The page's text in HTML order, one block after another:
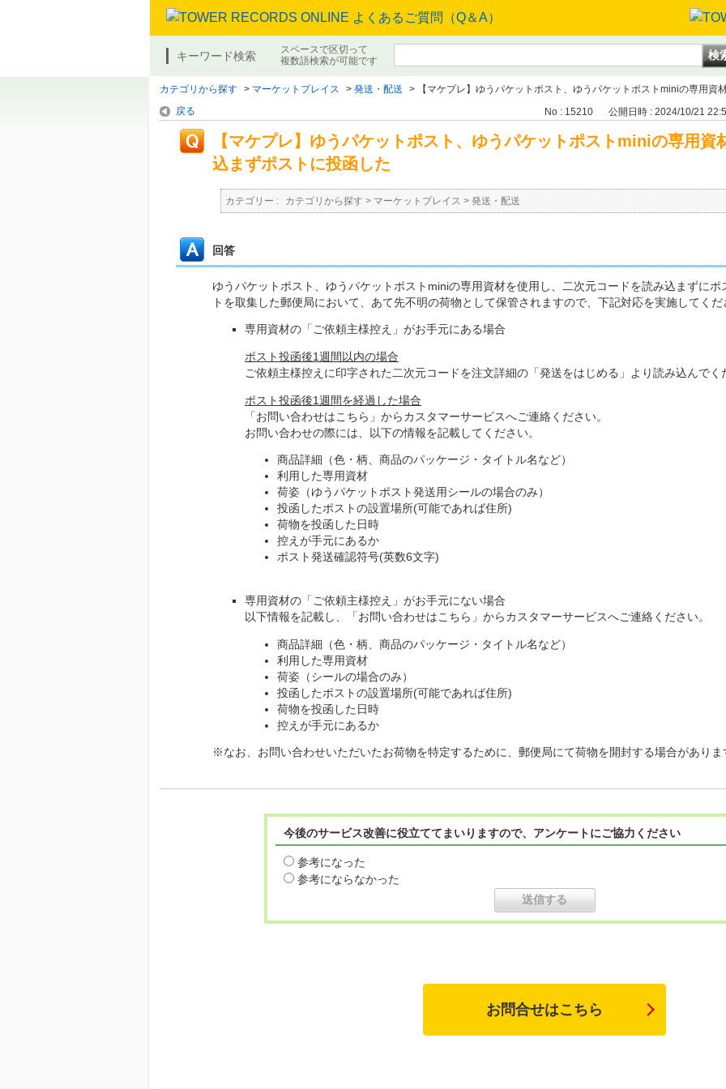
キーワード検索
スペースで区切って
複数語検索が可能です
カテゴリから探す > マーケットプレイス > 発送・配送 >
【マケプレ】ゆうパケットポスト、ゆうパケットポストminiの専用資
戻る
No : 15210 公開日時 : 2024/10/21
【マケプレ】ゆうパケットポスト、ゆうパケットポストminiの専用資
込まずポストに投函した
カテゴリー : カテゴリから探す > マーケットプレイス > 発送・配送
回答
ゆうパケットポスト、ゆうパケットポストminiの専用資材を使用し、二次元コードを読み込まずに
トを取集した郵便局において、あて先不明の荷物として保管されますので、下記対応を実施してくだ
専用資材の「ご依頼主様控え」がお手元にある場合
ポスト投函後1週間以内の場合
ご依頼主様控えに印字された二次元コードを注文詳細の「発送をはじめる」より読み込んでく
ポスト投函後1週間を経過した場合
「お問い合わせはこちら」からカスタマーサービスへご連絡ください。
お問い合わせの際には、以下の情報を記載してください。
商品詳細（色・柄、商品のパッケージ・タイトル名など）
利用した専用資材
荷姿（ゆうパケットポスト発送用シールの場合のみ）
投函したポストの設置場所(可能であれば住所)
荷物を投函した日時
控えが手元にあるか
ポスト発送確認符号(英数6文字)
専用資材の「ご依頼主様控え」がお手元にない場合
以下情報を記載し、「お問い合わせはこちら」からカスタマーサービスへご連絡ください。
商品詳細（色・柄、商品のパッケージ・タイトル名など）
利用した専用資材
荷姿（シールの場合のみ）
投函したポストの設置場所(可能であれば住所)
荷物を投函した日時
控えが手元にあるか
※なお、お問い合わせいただいたお荷物を特定するために、郵便局にて荷物を開封する場合がありま
今後のサービス改善に役立ててまいりますので、アンケートにご協力ください
参考になった
参考にならなかった
お問合せはこちら